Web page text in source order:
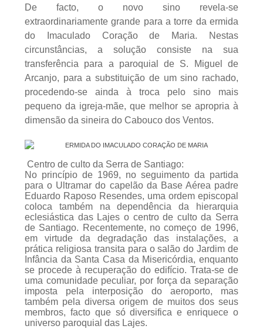
De facto, o novo sino revela-se
extraordinariamente grande para a torre da ermida
do Imaculado Coração de Maria. Nestas
circunstâncias, a solução consiste na sua
transferência para a paroquial de S. Miguel de
Arcanjo, para a substituição de um sino rachado,
procedendo-se ainda à troca pelo sino mais
pequeno da igreja-mãe, que melhor se apropria à
dimensão da sineira do Cabouco dos Ventos.
Centro de culto da Serra de Santiago:
No princípio de 1969, no seguimento da partida
para o Ultramar do capelão da Base Aérea padre
Eduardo Raposo Resendes, uma ordem episcopal
coloca também na dependência da hierarquia
eclesiástica das Lajes o centro de culto da Serra
de Santiago. Recentemente, no começo de 1996,
em virtude da degradação das instalações, a
prática religiosa transita para o salão do Jardim de
Infância da Santa Casa da Misericórdia, enquanto
se procede à recuperação do edifício. Trata-se de
uma comunidade peculiar, por força da separação
imposta pela interposição do aeroporto, mas
também pela diversa origem de muitos dos seus
membros, facto que só diversifica e enriquece o
universo paroquial das Lajes.